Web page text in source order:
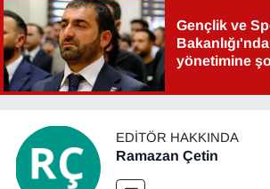
Gençlik ve
yönetimine
EDITÖR HAKKINDA
Ramazan Çetin